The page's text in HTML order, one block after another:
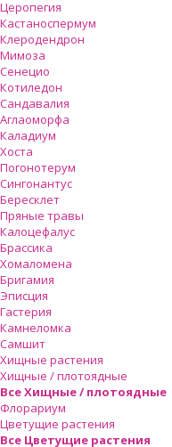
Церопегия
Кастаноспермум
Клеродендрон
Мимоза
Сенецио
Котиледон
Сандавалия
Аглаоморфа
Каладиум
Хоста
Погонотерум
Сингонантус
Бересклет
Пряные травы
Калоцефалус
Брассика
Хомаломена
Бригамия
Эписция
Гастерия
Камнеломка
Самшит
Хищные растения
Хищные / плотоядные
Все Хищные / плотоядные
Флорариум
Цветущие растения
Все Цветущие растения